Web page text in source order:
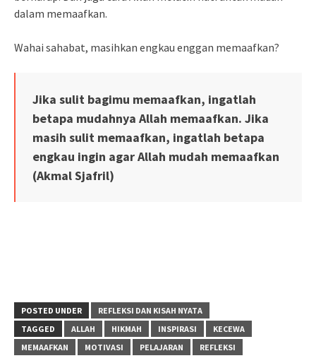
dalam memaafkan.
Wahai sahabat, masihkan engkau enggan memaafkan?
Jika sulit bagimu memaafkan, ingatlah
betapa mudahnya Allah memaafkan. Jika
masih sulit memaafkan, ingatlah betapa
engkau ingin agar Allah mudah memaafkan
(Akmal Sjafril)
POSTED UNDER
REFLEKSI DAN KISAH NYATA
TAGGED
ALLAH HIKMAH INSPIRASI
KECEWA
MEMAAFKAN
MOTIVASI PELAJARAN REFLEKSI